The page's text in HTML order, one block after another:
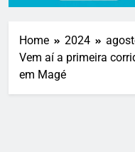
Home 2024
Vem aí a primeira
em Magé